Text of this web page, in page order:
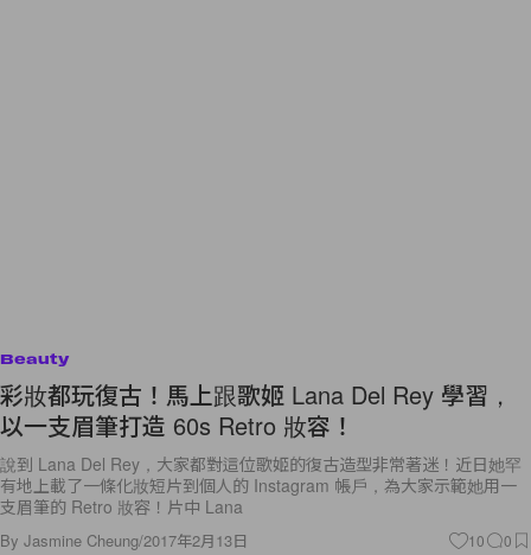
Beauty
彩妝都玩復古！馬上跟歌姬 Lana Del Rey 學習，
以一支眉筆打造 60s Retro 妝容！
說到 Lana Del Rey，大家都對這位歌姬的復古造型非常著迷！近日她罕
有地上載了一條化妝短片到個人的 Instagram 帳戶，為大家示範她用一
支眉筆的 Retro 妝容！片中 Lana
By Jasmine Cheung/2017年2月13日 10 0